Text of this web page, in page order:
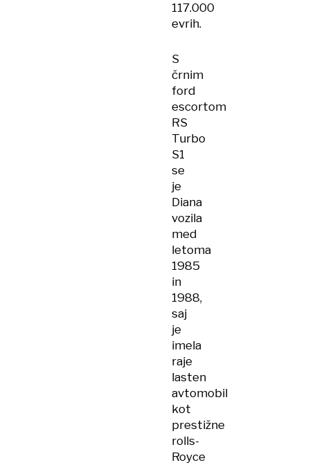
117.000
evrih.
S
črnim
ford
escortom
RS
Turbo
S1
se
je
Diana
vozila
med
letoma
1985
in
1988,
saj
je
imela
raje
lasten
avtomobil
kot
prestižne
rolls-
Royce